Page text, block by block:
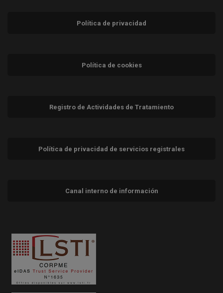
Política de privacidad
Política de cookies
Registro de Actividades de Tratamiento
Política de privacidad de servicios registrales
Canal interno de información